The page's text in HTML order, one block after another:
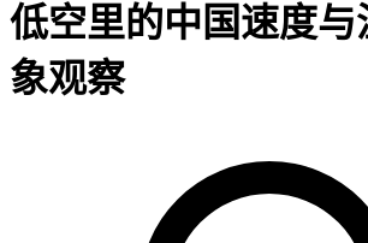
低空里的中国速度与
象观察